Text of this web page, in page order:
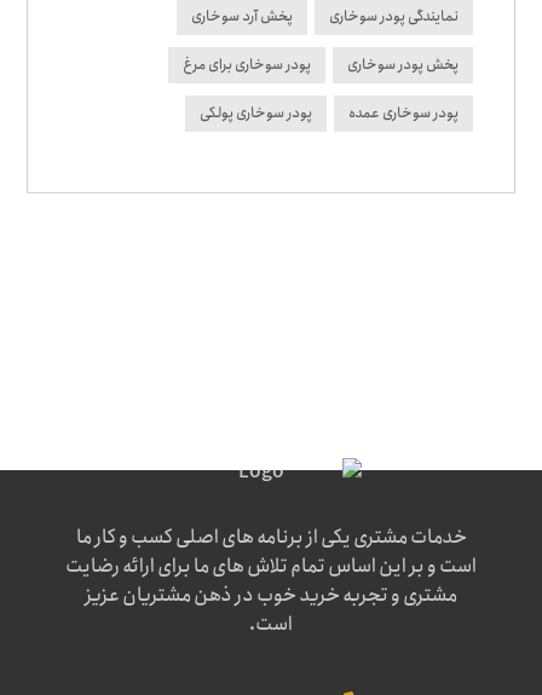
نمایندگی پودر سوخاری پخش آرد سوخاری
پخش پودر سوخاری پودر سوخاری برای مرغ
پودر سوخاری عمده پودر سوخاری پولکی
خدمات مشتری یکی از برنامه های اصلی کسب و کار ما
است و بر این اساس تمام تلاش های ما برای ارائه رضایت
مشتری و تجربه خرید خوب در ذهن مشتریان عزیز
است.